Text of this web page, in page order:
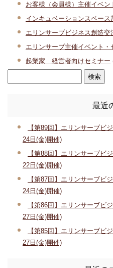
お客様（会員様）主催イベン
インキュベーションスペース
エリンサーブビジネス創造交
エリンサーブ主催イベント・
起業家 経営者向けセミナー
最近
【第89回】エリンサーブビ
24日(金)開催)
【第88回】エリンサーブビ
22日(金)開催)
【第87回】エリンサーブビ
24日(金)開催)
【第86回】エリンサーブビ
27日(金)開催)
【第85回】エリンサーブビ
27日(金)開催)